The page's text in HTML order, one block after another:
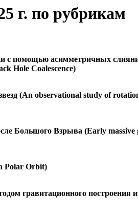
г. по рубрикам
с помощью асимметричных
Hole Coalescence)
(An observational study of
Большого Взрыва (Early
Polar Orbit)
гравитационного построения